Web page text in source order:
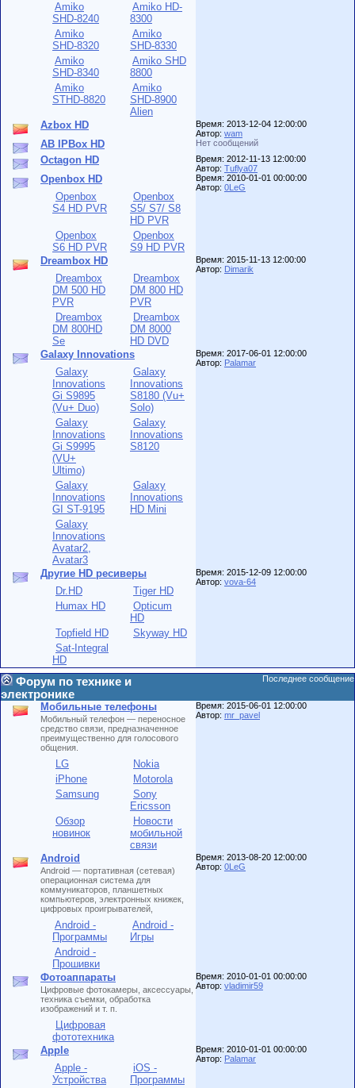
Amiko
SHD-8240
Amiko HD-
8300
Amiko
SHD-8320
Amiko
SHD-8330
Amiko
SHD-8340
Amiko SHD
8800
Amiko
STHD-8820
Amiko
SHD-8900
Alien
Azbox HD
Время: 2013-12-04 12:00:00
Автор: wam
AB IPBox HD Нет сообщений
Octagon HD
Время: 2012-11-13 12:00:00
Автор: Tuflya07
Openbox HD
Openbox
S4 HD PVR
Openbox
S5/ S7/ S8
HD PVR
Openbox
S6 HD PVR
Openbox
S9 HD PVR
Время: 2010-01-01 00:00:00
Автор: 0LeG
Dreambox HD
Dreambox
DM 500 HD
PVR
Dreambox
DM 800 HD
PVR
Dreambox
DM 800HD
Se
Dreambox
DM 8000
HD DVD
Время: 2015-11-13 12:00:00
Автор: Dimarik
Galaxy Innovations
Galaxy
Innovations
Gi S9895
(Vu+ Duo)
Galaxy
Innovations
S8180 (Vu+
Solo)
Galaxy
Innovations
Gi S9995
(VU+
Ultimo)
Galaxy
Innovations
S8120
Galaxy
Innovations
GI ST-9195
Galaxy
Innovations
HD Mini
Galaxy
Innovations
Avatar2,
Avatar3
Время: 2017-06-01 12:00:00
Автор: Palamar
Другие HD ресиверы
Dr.HD
Tiger HD
Humax HD
Opticum
HD
Topfield HD
Skyway HD
Sat-Integral
HD
Время: 2015-12-09 12:00:00
Автор: vova-64
Форум по технике и
электронике
Последнее сообщение
Мобильные телефоны
Мобильный телефон — переносное
средство связи, предназначенное
преимущественно для голосового
общения.
LG
Nokia
iPhone
Motorola
Samsung
Sony
Ericsson
Обзор
новинок
Новости
мобильной
связи
Время: 2015-06-01 12:00:00
Автор: mr_pavel
Android
Android — портативная (сетевая)
операционная система для
коммуникаторов, планшетных
компьютеров, электронных книжек,
цифровых проигрывателей,
Android -
Программы
Android -
Игры
Android -
Прошивки
Время: 2013-08-20 12:00:00
Автор: 0LeG
Фотоаппараты
Цифровые фотокамеры, аксессуары,
техника съемки, обработка
изображений и т. п.
Цифровая
фототехника
Время: 2010-01-01 00:00:00
Автор: vladimir59
Apple
Apple -
Устройства
iOS -
Программы
Время: 2010-01-01 00:00:00
Автор: Palamar